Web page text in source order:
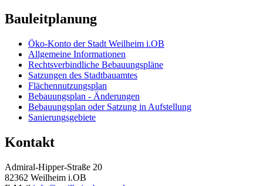
Bauleitplanung
Öko-Konto der Stadt Weilheim i.OB
Allgemeine Informationen
Rechtsverbindliche Bebauungspläne
Satzungen des Stadtbauamtes
Flächennutzungsplan
Bebauungsplan - Änderungen
Bebauungsplan oder Satzung in Aufstellung
Sanierungsgebiete
Kontakt
Admiral-Hipper-Straße 20
82362 Weilheim i.OB